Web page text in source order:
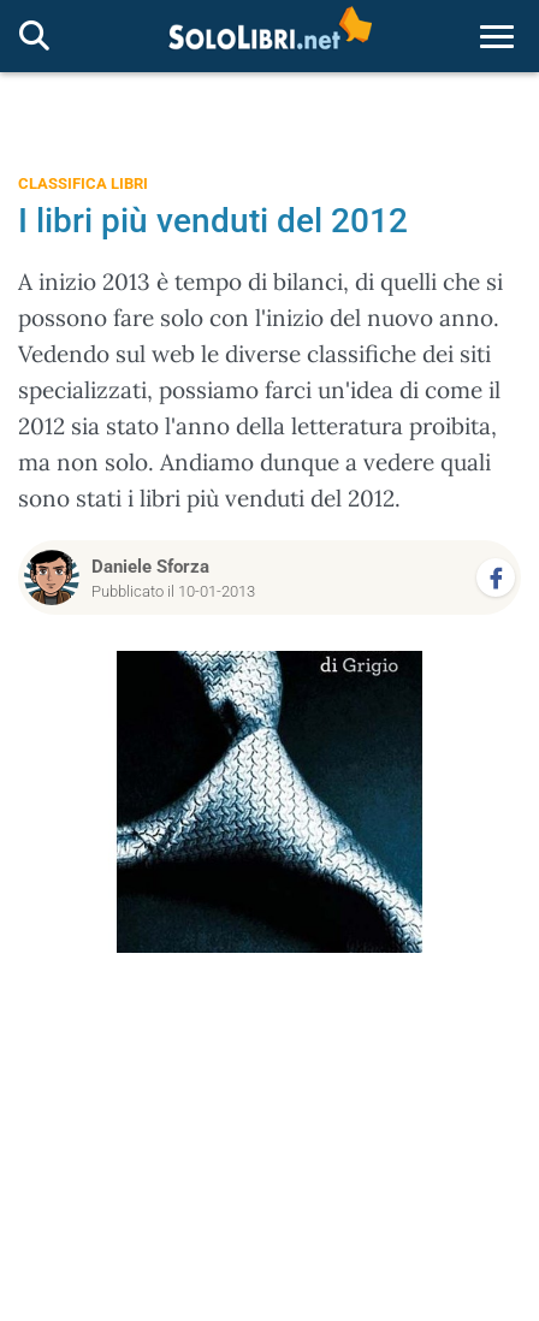
CLASSIFICA LIBRI
I libri più venduti del 2012
A inizio 2013 è tempo di bilanci, di quelli che si
possono fare solo con l'inizio del nuovo anno.
Vedendo sul web le diverse classifiche dei siti
specializzati, possiamo farci un'idea di come il
2012 sia stato l'anno della letteratura proibita,
ma non solo. Andiamo dunque a vedere quali
sono stati i libri più venduti del 2012.
Daniele Sforza
Pubblicato il 10-01-2013